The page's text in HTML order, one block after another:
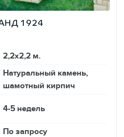
1924
2,2х2,2 м.
Натуральный камень,
шамотный кирпич
4-5 недель
По запросу